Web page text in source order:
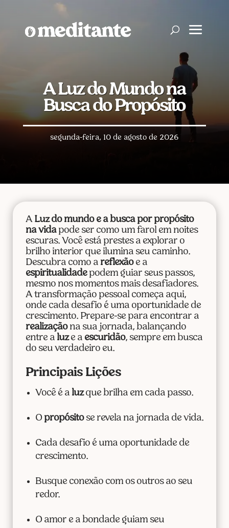
A Luz do Mundo na
Busca do Propósito
segunda-feira, 10 de agosto de 2026
A Luz do mundo e a busca por propósito
na vidapode ser como um farol em noites
escuras. Você está prestes a explorar o
brilho interior que ilumina seu caminho.
Descubra como a reflexãoe a
espiritualidadepodem guiar seus passos,
mesmo nos momentos mais desafiadores.
A transformação pessoal começa aqui,
onde cada desafio é uma oportunidade de
crescimento. Prepare-se para encontrar a
realizaçãona sua jornada, balançando
entre a luze a escuridão, sempre em busca
do seu verdadeiro eu.
Principais Lições
Você é a luzque brilha em cada passo.
O propósitose revela na jornada de vida.
Cada desafio é uma oportunidade de
crescimento.
Busque conexão com os outros ao seu
redor.
O amor e a bondade guiam seu